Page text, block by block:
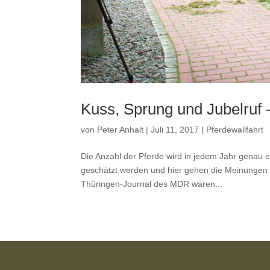
Kuss, Sprung und Jubelruf
von Peter Anhalt |Juli 11, 2017 | Pferdewallfahrt
Die Anzahl der Pferde wird in jedem Jahr genau
geschätzt werden und hier gehen die
Thüringen-Journal des MDR waren...